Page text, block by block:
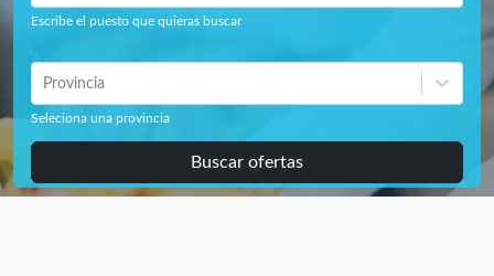
Escribe el puesto que quieras buscar
Provincia
Seleciona una provincia
Buscar ofertas